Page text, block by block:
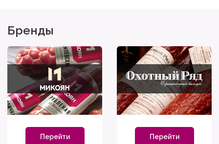
Бренды
Перейти Перейти